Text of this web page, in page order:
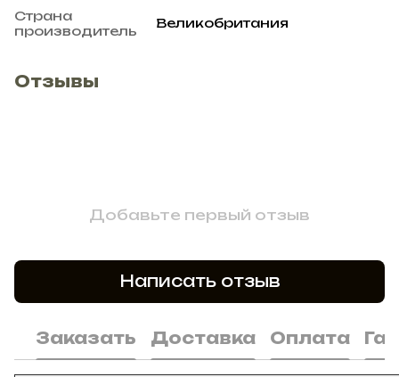
Страна
производитель
Великобритания
Отзывы
Добавьте первый отзыв
Написать отзыв
Заказать Доставка Оплата